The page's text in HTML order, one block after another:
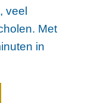
veel
Met
in